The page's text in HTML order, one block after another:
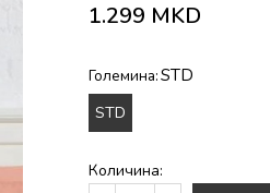
1.299 MKD
Големина:STD
STD
Количина: